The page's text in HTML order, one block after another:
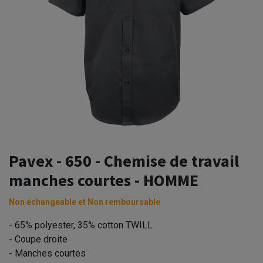
Pavex - 650 - Chemise de travail
manches courtes - HOMME
Non échangeable et Non remboursable
- 65% polyester, 35% cotton TWILL
- Coupe droite
- Manches courtes